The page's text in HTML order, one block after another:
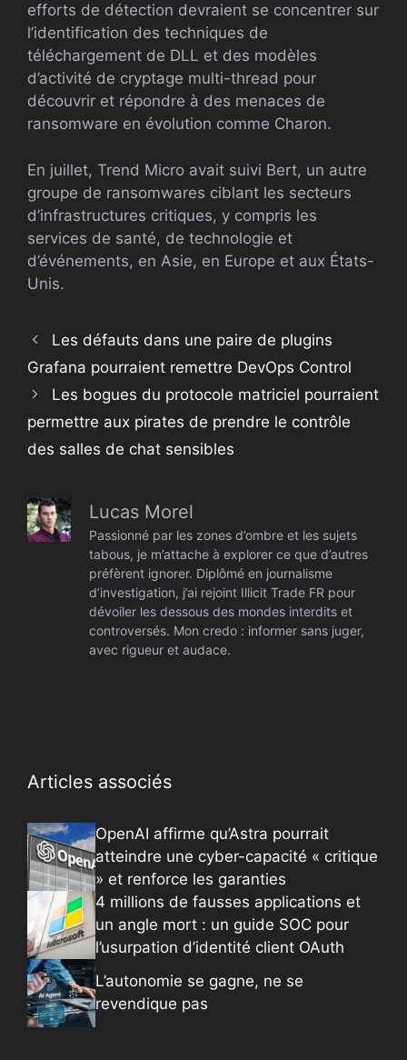
efforts de détection devraient se concentrer sur
l’identification des techniques de
téléchargement de DLL et des modèles
d’activité de cryptage multi-thread pour
découvrir et répondre à des menaces de
ransomware en évolution comme Charon.
En juillet, Trend Micro avait suivi Bert, un autre
groupe de ransomwares ciblant les secteurs
d’infrastructures critiques, y compris les
services de santé, de technologie et
d’événements, en Asie, en Europe et aux États-
Unis.
Les défauts dans une paire de plugins
Grafana pourraient remettre DevOps Control
Les bogues du protocole matriciel pourraient
permettre aux pirates de prendre le contrôle
des salles de chat sensibles
Lucas Morel
Passionné par les zones d’ombre et les sujets
tabous, je m’attache à explorer ce que d’autres
préfèrent ignorer. Diplômé en journalisme
d’investigation, j’ai rejoint Illicit Trade FR pour
dévoiler les dessous des mondes interdits et
controversés. Mon credo : informer sans juger,
avec rigueur et audace.
Articles associés
OpenAI affirme qu’Astra pourrait
atteindre une cyber-capacité « critique
» et renforce les garanties
4 millions de fausses applications et
un angle mort : un guide SOC pour
l’usurpation d’identité client OAuth
L’autonomie se gagne, ne se
revendique pas